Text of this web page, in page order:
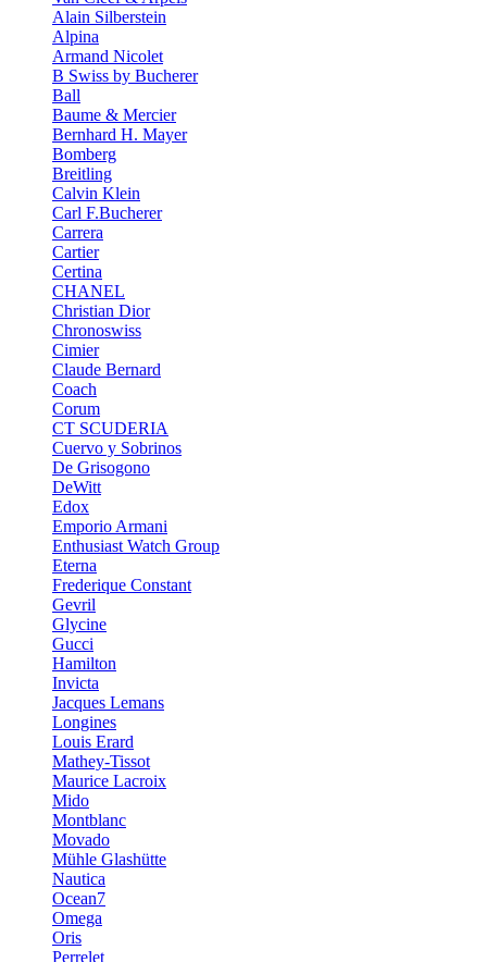
Alain Silberstein
Alpina
Armand Nicolet
B Swiss by Bucherer
Ball
Baume & Mercier
Bernhard H. Mayer
Bomberg
Breitling
Calvin Klein
Carl F.Bucherer
Carrera
Cartier
Certina
CHANEL
Christian Dior
Chronoswiss
Cimier
Claude Bernard
Coach
Corum
CT SCUDERIA
Cuervo y Sobrinos
De Grisogono
DeWitt
Edox
Emporio Armani
Enthusiast Watch Group
Eterna
Frederique Constant
Gevril
Glycine
Gucci
Hamilton
Invicta
Jacques Lemans
Longines
Louis Erard
Mathey-Tissot
Maurice Lacroix
Mido
Montblanc
Movado
Mühle Glashütte
Nautica
Ocean7
Omega
Oris
Perrelet